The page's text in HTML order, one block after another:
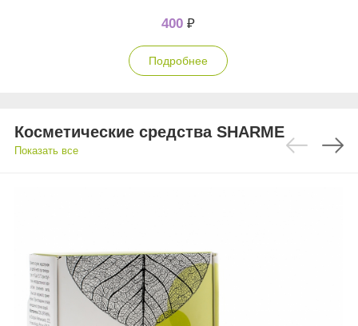
400 ₽
Подробнее
Косметические средства SHARME
Показать все